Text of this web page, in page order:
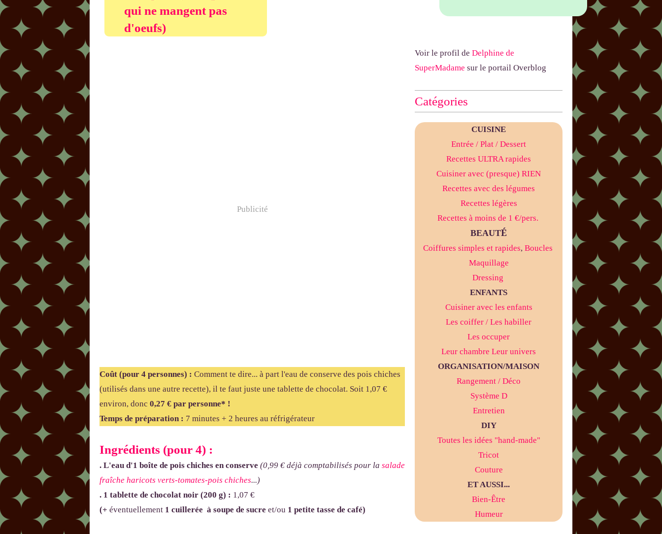
qui ne mangent pas
d'oeufs)
Publicité
Coût (pour 4 personnes) : Comment te dire... à part l'eau de conserve des pois chiches
(utilisés dans une autre recette), il te faut juste une tablette de chocolat. Soit 1,07 €
environ, donc 0,27 € par personne* !
Temps de préparation : 7 minutes + 2 heures au réfrigérateur
Ingrédients (pour 4) :
. L'eau d'1 boîte de pois chiches en conserve (0,99 € déjà comptabilisés pour la salade
fraîche haricots verts-tomates-pois chiches...)
. 1 tablette de chocolat noir (200 g) : 1,07 €
(+ éventuellement 1 cuillerée à soupe de sucre et/ou 1 petite tasse de café)
Voir le profil de Delphine de
SuperMadame sur le portail Overblog
Catégories
CUISINE
Entrée / Plat / Dessert
Recettes ULTRA rapides
Cuisiner avec (presque) RIEN
Recettes avec des légumes
Recettes légères
Recettes à moins de 1 €/pers.
BEAUTÉ
Coiffures simples et rapides, Boucles
Maquillage
Dressing
ENFANTS
Cuisiner avec les enfants
Les coiffer / Les habiller
Les occuper
Leur chambre Leur univers
ORGANISATION/MAISON
Rangement / Déco
Système D
Entretien
DIY
Toutes les idées "hand-made"
Tricot
Couture
ET AUSSI...
Bien-Être
Humeur